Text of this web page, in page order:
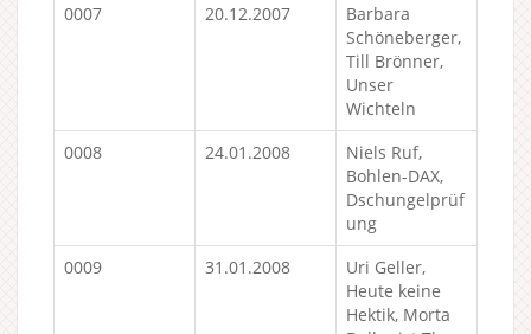
0007
20.12.2007
Barbara
Schöneberger,
Till Brönner,
Unser
Wichteln
0008
24.01.2008
Niels Ruf,
Bohlen-DAX,
Dschungelprüf
ung
0009
31.01.2008
Uri Geller,
Heute keine
Hektik, Morta